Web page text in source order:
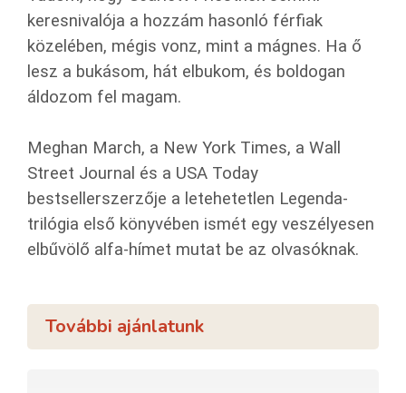
keresnivalója a hozzám hasonló férfiak
közelében, mégis vonz, mint a mágnes. Ha ő
lesz a bukásom, hát elbukom, és boldogan
áldozom fel magam.
Meghan March, a New York Times, a Wall
Street Journal és a USA Today
bestsellerszerzője a letehetetlen Legenda-
trilógia első könyvében ismét egy veszélyesen
elbűvölő alfa-hímet mutat be az olvasóknak.
További ajánlatunk